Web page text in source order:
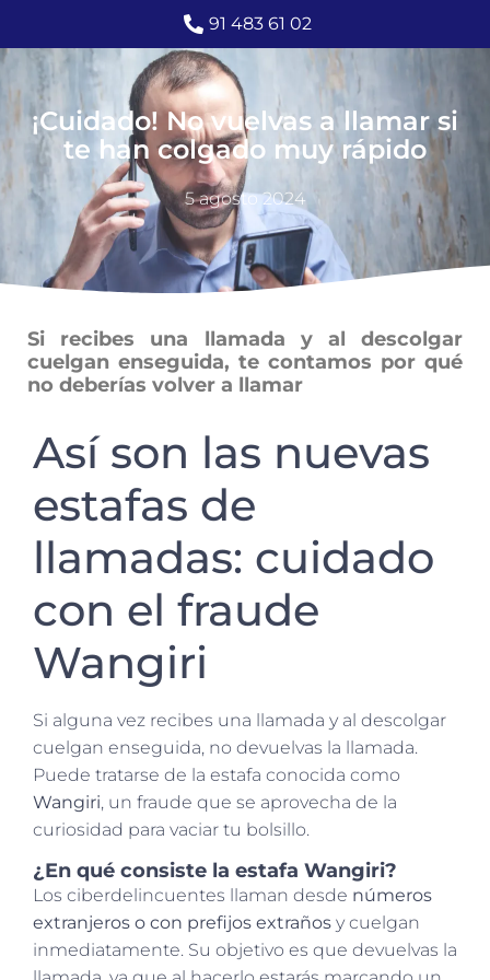
91 483 61 02
¡Cuidado! No vuelvas a llamar si
te han colgado muy rápido
5 agosto 2024
Si recibes una llamada y al descolgar
cuelgan enseguida, te contamos por qué
no deberías volver a llamar
Así son las nuevas
estafas de
llamadas: cuidado
con el fraude
Wangiri
Si alguna vez recibes una llamada y al descolgar
cuelgan enseguida, no devuelvas la llamada.
Puede tratarse de la estafa conocida como
Wangiri, un fraude que se aprovecha de la
curiosidad para vaciar tu bolsillo.
¿En qué consiste la estafa Wangiri?
Los ciberdelincuentes llaman desde números
extranjeros o con prefijos extraños y cuelgan
inmediatamente. Su objetivo es que devuelvas la